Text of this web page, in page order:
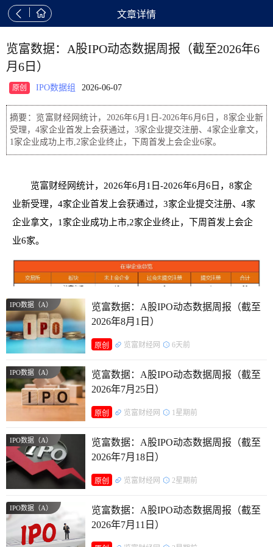
  文章详情
览富数据：A股IPO动态数据周报（截至2026年6
月6日）
原创 IPO数据组 2026-06-07
摘要：览富财经网统计，2026年6月1日-2026年6月6日，8家企业新
受理，4家企业首发上会获通过，3家企业提交注册、4家企业拿文，
1家企业成功上市,2家企业终止，下周首发上会企业6家。
览富财经网统计，2026年6月1日-2026年6月6日，8家企
业新受理，4家企业首发上会获通过，3家企业提交注册、4家
企业拿文，1家企业成功上市,2家企业终止，下周首发上会企
业6家。
IPO数据（A）
览富数据：A股IPO动态数据周报（截至
2026年8月1日）
原创 览富财经网 6天前
IPO数据（A）
览富数据：A股IPO动态数据周报（截至
2026年7月25日）
原创 览富财经网 1星期前
IPO数据（A）
览富数据：A股IPO动态数据周报（截至
2026年7月18日）
原创 览富财经网 2星期前
IPO数据（A）
览富数据：A股IPO动态数据周报（截至
2026年7月11日）